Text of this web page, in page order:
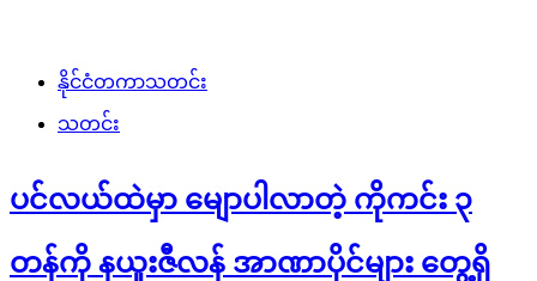
နိုင်ငံတကာသတင်း
သတင်း
ပင်လယ်ထဲမှာ မျောပါလာတဲ့ ကိုကင်း ၃
တန်ကို နယူးဇီလန် အာဏာပိုင်များ တွေ့ရှိ